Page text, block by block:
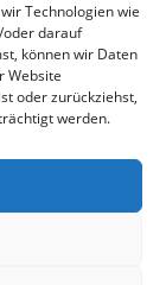
Technologien wie
oder darauf
können wir Daten
Website
oder zurückziehst,
werden.